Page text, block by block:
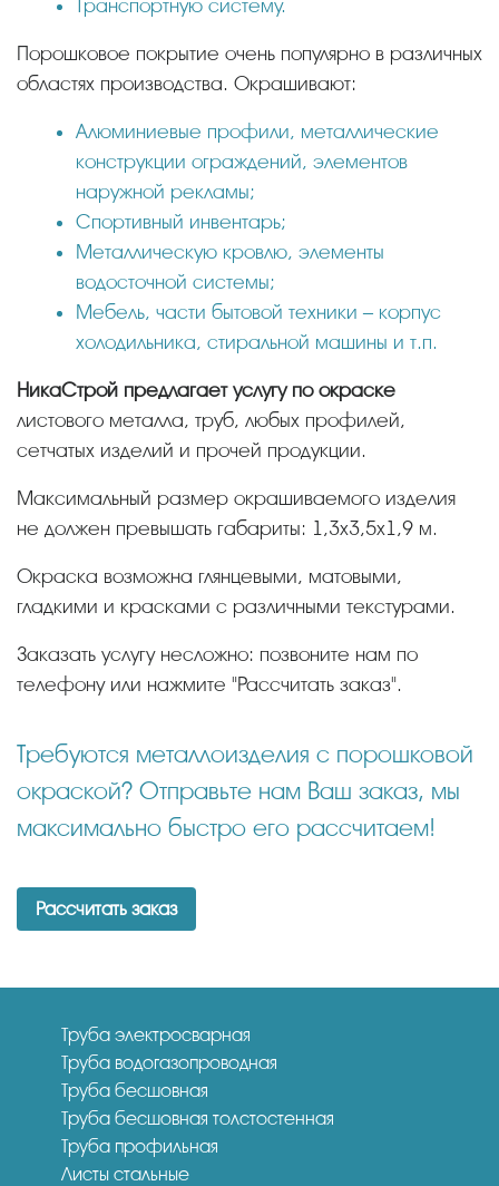
Транспортную систему.
Порошковое покрытие очень популярно в различных
областях производства. Окрашивают:
Алюминиевые профили, металлические
конструкции ограждений, элементов
наружной рекламы;
Спортивный инвентарь;
Металлическую кровлю, элементы
водосточной системы;
Мебель, части бытовой техники – корпус
холодильника, стиральной машины и т.п.
НикаСтрой предлагает услугу по окраске
листового металла, труб, любых профилей,
сетчатых изделий и прочей продукции.
Максимальный размер окрашиваемого изделия
не должен превышать габариты: 1,3х3,5х1,9 м.
Окраска возможна глянцевыми, матовыми,
гладкими и красками с различными текстурами.
Заказать услугу несложно: позвоните нам по
телефону или нажмите "Рассчитать заказ".
Требуются металлоизделия с порошковой
окраской? Отправьте нам Ваш заказ, мы
максимально быстро его рассчитаем!
Рассчитать заказ
Труба электросварная
Труба водогазопроводная
Труба бесшовная
Труба бесшовная толстостенная
Труба профильная
Листы стальные